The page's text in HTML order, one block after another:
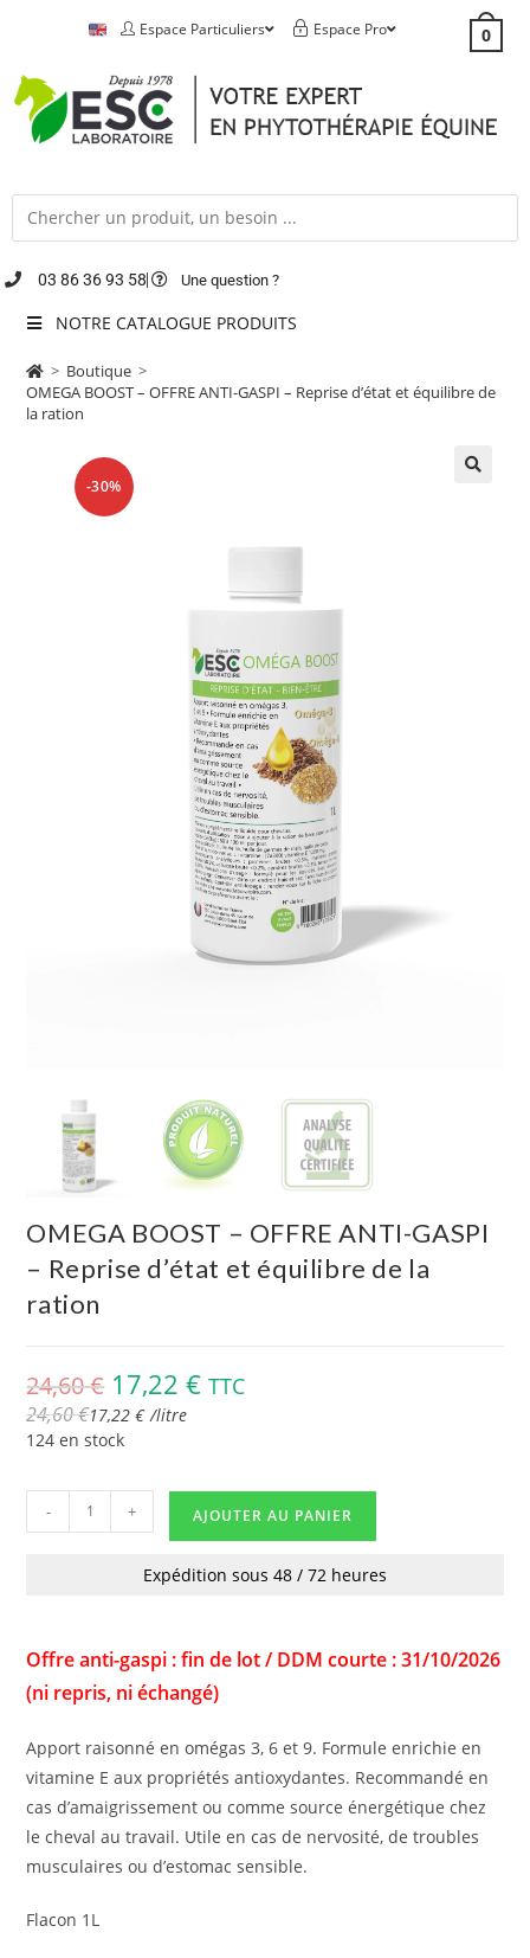
Espace Particuliers Espace Pro 0
03 86 36 93 58 Une question ?
NOTRE CATALOGUE PRODUITS
> Boutique >
OMEGA BOOST – OFFRE ANTI-GASPI – Reprise d’état et équilibre de
la ration
-30%
OMEGA BOOST – OFFRE ANTI-GASPI
– Reprise d’état et équilibre de la
ration
24,60€ 17,22€ TTC
24,60€17,22€ /litre
124 en stock
- + AJOUTER AU PANIER
Expédition sous 48 / 72 heures
Offre anti-gaspi : fin de lot / DDM courte : 31/10/2026
(ni repris, ni échangé)
Apport raisonné en omégas 3, 6 et 9. Formule enrichie en
vitamine E aux propriétés antioxydantes. Recommandé en
cas d’amaigrissement ou comme source énergétique chez
le cheval au travail. Utile en cas de nervosité, de troubles
musculaires ou d’estomac sensible.
Flacon 1L